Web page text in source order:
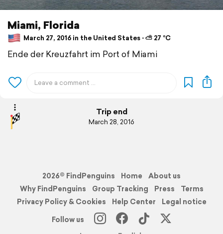
Miami, Florida
March 27, 2016 in the United States ⋅ ⛅ 27 °C
Ende der Kreuzfahrt im Port of Miami
Trip end
March 28, 2016
2026© FindPenguins Home
About us
Why FindPenguins
Group Tracking Press
Terms
Privacy Policy & Cookies
Help Center
Legal notice
Follow us